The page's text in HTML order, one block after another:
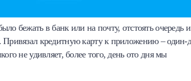
бежать в банк или на почту, отстоять очередь и
кредитную карту к приложению – один-
не удивляет, более того, день ото дня мы